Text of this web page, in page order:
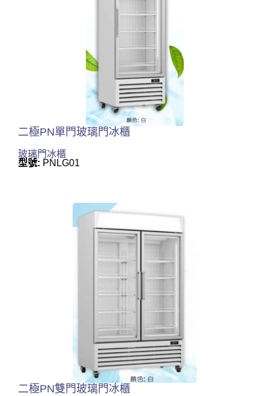
二極PN單門玻璃門冰櫃
玻璃門冰櫃
型號: PNLG01
二極PN雙門玻璃門冰櫃